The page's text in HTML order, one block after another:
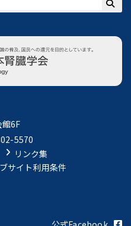
6F
5570
リンク集
サイト利用条件